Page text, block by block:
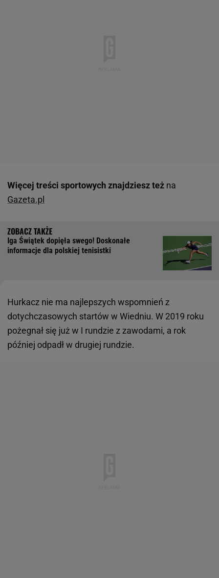
Więcej treści sportowych znajdziesz też na
Gazeta.pl
Iga Świątek dopięła swego! Doskonałe
informacje dla polskiej tenisistki
Hurkacz nie ma najlepszych wspomnień z
dotychczasowych startów w Wiedniu. W 2019 roku
pożegnał się już w I rundzie z zawodami, a rok
później odpadł w drugiej rundzie.